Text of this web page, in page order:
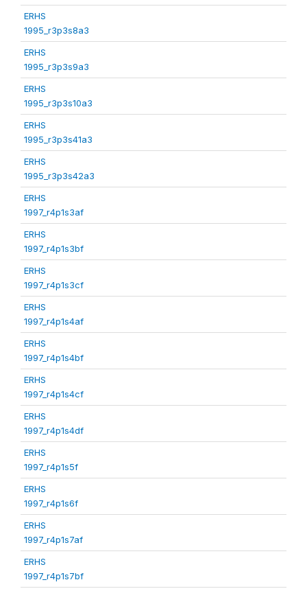
ERHS
1995_r3p3s8a3
ERHS
1995_r3p3s9a3
ERHS
1995_r3p3s10a3
ERHS
1995_r3p3s41a3
ERHS
1995_r3p3s42a3
ERHS
1997_r4p1s3af
ERHS
1997_r4p1s3bf
ERHS
1997_r4p1s3cf
ERHS
1997_r4p1s4af
ERHS
1997_r4p1s4bf
ERHS
1997_r4p1s4cf
ERHS
1997_r4p1s4df
ERHS
1997_r4p1s5f
ERHS
1997_r4p1s6f
ERHS
1997_r4p1s7af
ERHS
1997_r4p1s7bf